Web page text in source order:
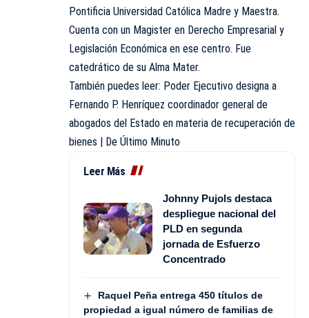
Pontificia Universidad Católica Madre y Maestra.
Cuenta con un Magister en Derecho Empresarial y
Legislación Económica en ese centro. Fue
catedrático de su Alma Mater.
También puedes leer: Poder Ejecutivo designa a
Fernando P. Henríquez coordinador general de
abogados del Estado en materia de recuperación de
bienes | De Último Minuto
Leer Más
Johnny Pujols destaca
despliegue nacional del
PLD en segunda
jornada de Esfuerzo
Concentrado
Raquel Peña entrega 450 títulos de
propiedad a igual número de familias de